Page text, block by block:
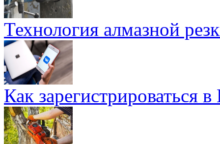
Технология алмазной
Как зарегистрироваться